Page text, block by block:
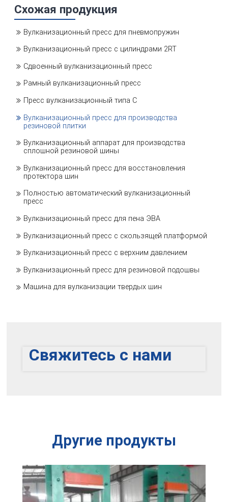
Схожая продукция
Вулканизационный пресс для пневмопружин
Вулканизационный пресс с цилиндрами 2RT
Сдвоенный вулканизационный пресс
Рамный вулканизационный пресс
Пресс вулканизационный типа С
Вулканизационный пресс для производства
резиновой плитки
Вулканизационный аппарат для производства
сплошной резиновой шины
Вулканизационный пресс для восстановления
протектора шин
Полностью автоматический вулканизационный
пресс
Вулканизационный пресс для пена ЭВА
Вулканизационный пресс с скользящей платформой
Вулканизационный пресс с верхним давлением
Вулканизационный пресс для резиновой подошвы
Машина для вулканизации твердых шин
Свяжитесь с нами
Другие продукты